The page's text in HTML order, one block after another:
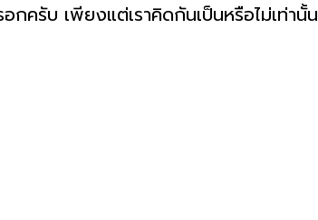
เพียงแต่เราคิดกันเป็นหรือไม่เท่านั้น